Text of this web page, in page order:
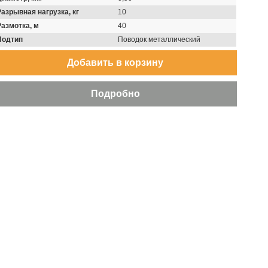
нагрузка, кг
10
м
40
Поводок металлический